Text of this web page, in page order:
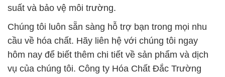
suất và bảo vệ môi trường.
Chúng tôi luôn sẵn sàng hỗ trợ bạn trong mọi nhu
cầu về hóa chất. Hãy liên hệ với chúng tôi ngay
hôm nay để biết thêm chi tiết về sản phẩm và dịch
vụ của chúng tôi. Công ty Hóa Chất Đắc Trường